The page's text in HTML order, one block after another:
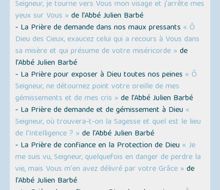
Seigneur, je tourne vers Vous mon visage et j'arrête mes
yeux sur Vous » de l’Abbé Julien Barbé
- La Prière de demande dans nos maux pressants « Ô
Dieu des Cieux, exaucez celui qui a recours à Vous dans
sa misère et qui présume de votre miséricorde » de
l’Abbé Julien Barbé
- La Prière pour exposer à Dieu toutes nos peines « Ô
Seigneur, ne détournez point votre oreille de mes
gémissements et de mes cris » de l’Abbé Julien Barbé
- La Prière de demande et de gémissement à Dieu «
Seigneur, où trouvera-t-on la Sagesse et quel est le lieu
de l'Intelligence ? » de l’Abbé Julien Barbé
- La Prière de confiance en la Protection de Dieu « Je
me suis vu, Seigneur, quelquefois en danger de perdre la
vie, mais Vous m'en avez délivré par votre Grâce » de
l’Abbé Julien Barbé